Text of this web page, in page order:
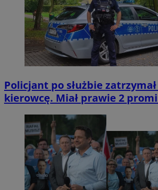
Policjant po służbie
kierowcę. Miał prawie 2